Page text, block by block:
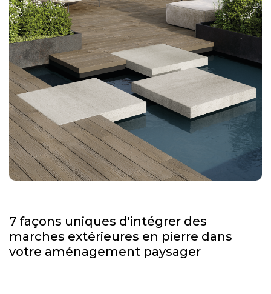
7 façons uniques d'intégrer des
marches extérieures en pierre dans
votre aménagement paysager